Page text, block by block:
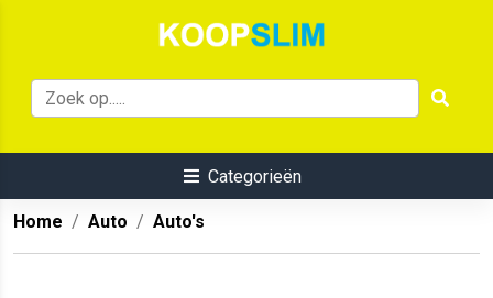
Categorieën
Home Auto Auto's